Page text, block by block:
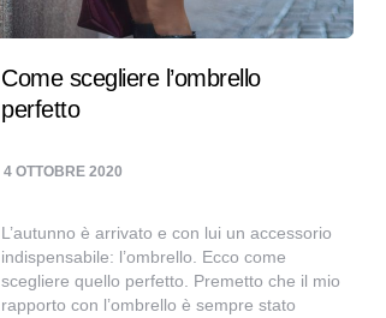
Come scegliere l’ombrello
perfetto
4 OTTOBRE 2020
L’autunno è arrivato e con lui un accessorio
indispensabile: l’ombrello. Ecco come
scegliere quello perfetto. Premetto che il mio
rapporto con l’ombrello è sempre stato